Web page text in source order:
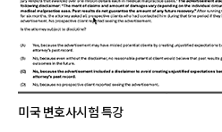
미국 변호사시험 특강